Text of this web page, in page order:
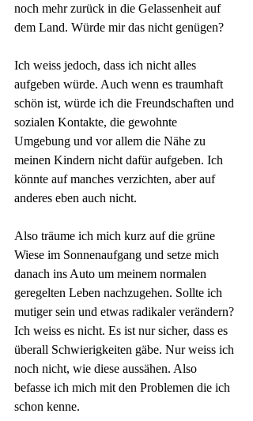
noch mehr zurück in die Gelassenheit auf
dem Land. Würde mir das nicht genügen?
Ich weiss jedoch, dass ich nicht alles
aufgeben würde. Auch wenn es traumhaft
schön ist, würde ich die Freundschaften und
sozialen Kontakte, die gewohnte
Umgebung und vor allem die Nähe zu
meinen Kindern nicht dafür aufgeben. Ich
könnte auf manches verzichten, aber auf
anderes eben auch nicht.
Also träume ich mich kurz auf die grüne
Wiese im Sonnenaufgang und setze mich
danach ins Auto um meinem normalen
geregelten Leben nachzugehen. Sollte ich
mutiger sein und etwas radikaler verändern?
Ich weiss es nicht. Es ist nur sicher, dass es
überall Schwierigkeiten gäbe. Nur weiss ich
noch nicht, wie diese aussähen. Also
befasse ich mich mit den Problemen die ich
schon kenne.